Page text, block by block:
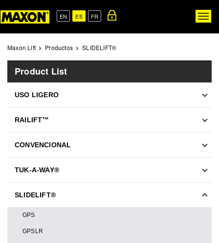
to
EN ES FR
Maxon Lift Productos SLIDELIFT®
Product List
USO LIGERO
RAILIFT™
CONVENCIONAL
TUK-A-WAY®
SLIDELIFT®
GPS
GPSLR